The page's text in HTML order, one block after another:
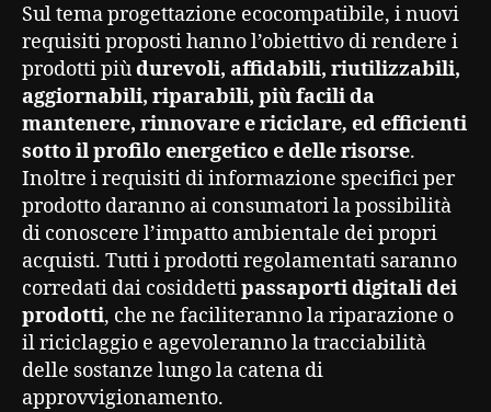
Sul tema progettazione ecocompatibile, i nuovi
requisiti proposti hanno l’obiettivo di rendere i
prodotti piùdurevoli, affidabili, riutilizzabili,
aggiornabili, riparabili, più facili da
mantenere, rinnovare e riciclare, ed efficienti
sotto il profilo energetico e delle risorse.
Inoltre i requisiti di informazione specifici per
prodotto daranno ai consumatori la possibilità
di conoscere l’impatto ambientale dei propri
acquisti. Tutti i prodotti regolamentati saranno
corredati dai cosiddettipassaporti digitali dei
prodotti, che ne faciliteranno la riparazione o
il riciclaggio e agevoleranno la tracciabilità
delle sostanze lungo la catena di
approvvigionamento.